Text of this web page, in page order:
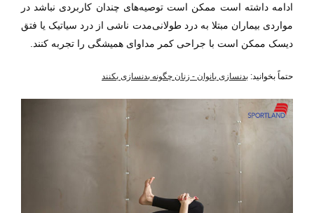
ادامه داشته است ممکن است توصیه‌های چندان کاربردی نباشد در
مواردی بیماران مبتلا به درد طولانی‌مدت ناشی از درد سیاتیک یا فتق
دیسک ممکن است با جراحی کمر مداوای همیشگی را تجربه کنند.
حتماً بخوانید: بدنسازی بانوان - زنان چگونه بدنسازی بکنند